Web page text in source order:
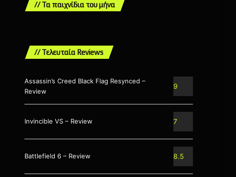
// Τα παιχνίδια του μήνα
// Τελευταία Reviews
Assassin’s Creed Black Flag Resynced –
Review
9
Invincible VS – Review 7
Battlefield 6 – Review 8.5